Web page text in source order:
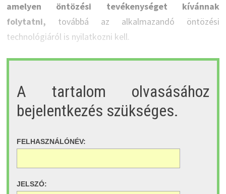
amelyen öntözési tevékenységet kívánnak
folytatni, továbbá az alkalmazandó öntözési
technológiáról is nyilatkozni kell.
A tartalom olvasásához
bejelentkezés szükséges.
FELHASZNÁLÓNÉV:
JELSZÓ: